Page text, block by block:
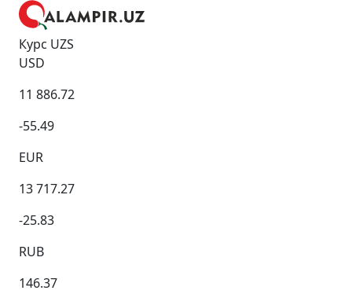
Курс UZS
USD
11 886.72
-55.49
EUR
13 717.27
-25.83
RUB
146.37